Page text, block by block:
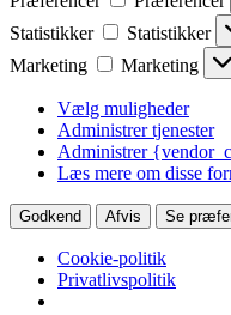
Statistikker
Statistikker
Marketing
Marketing
Vælg muligheder
Administrer tjenester
Administrer
Læs mere om disse
Godkend Afvis Se
Cookie-politik
Privatlivspolitik